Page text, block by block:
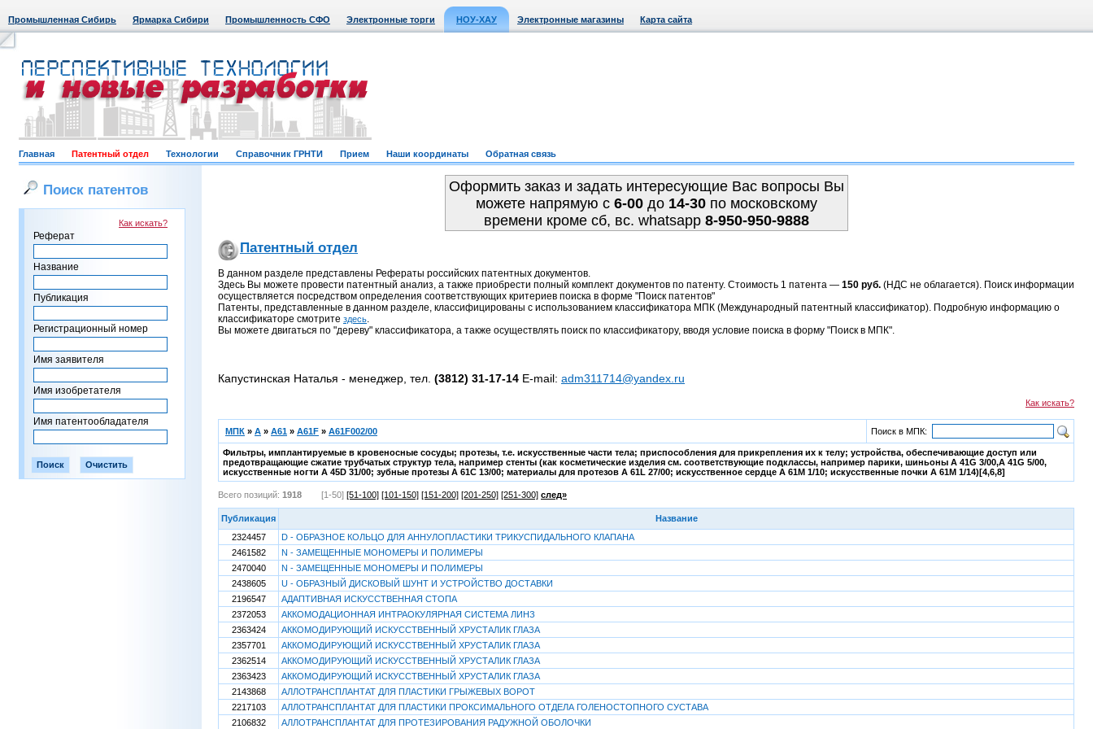
Промышленная Сибирь Ярмарка Сибири Промышленность СФО Электронные торги НОУ-ХАУ Электронные магазины Карта сайта
Главная Патентный отдел Технологии Справочник ГРНТИ Прием Наши координаты Обратная связь
Поиск патентов
Как искать?
Реферат
Название
Публикация
Регистрационный номер
Имя заявителя
Имя изобретателя
Имя патентообладателя
Оформить заказ и задать интересующие Вас вопросы Вы
можете напрямую c 6-00до 14-30по московскому
времени кроме сб, вс. whatsapp 8-950-950-9888
Патентный отдел
В данном разделе представлены Рефераты российских патентных документов.
Здесь Вы можете провести патентный анализ, а также приобрести полный комплект документов по патенту. Стоимость 1 патента — 150 руб. (НДС не облагается). Поиск информации
осуществляется посредством определения соответствующих критериев поиска в форме "Поиск патентов"
Патенты, представленные в данном разделе, классифицированы с использованием классификатора МПК (Международный патентный классификатор). Подробную информацию о
классификаторе смотрите здесь.
Вы можете двигаться по "дереву" классификатора, а также осуществлять поиск по классификатору, вводя условие поиска в форму "Поиск в МПК".
Капустинская Наталья - менеджер, тел. (3812) 31-17-14 E-mail: adm311714@yandex.ru
Как искать?
МПК » A » A61 » A61F » A61F002/00 Поиск в МПК:
Фильтры, имплантируемые в кровеносные сосуды; протезы, т.е. искусственные части тела; приспособления для прикрепления их к телу; устройства, обеспечивающие доступ или
предотвращающие сжатие трубчатых структур тела, например стенты (как косметические изделия см. соответствующие подклассы, например парики, шиньоны A 41G 3/00,A 41G 5/00,
искусственные ногти A 45D 31/00; зубные протезы A 61C 13/00; материалы для протезов A 61L 27/00; искусственное сердце A 61M 1/10; искусственные почки A 61M 1/14)[4,6,8]
Всего позиций: 1918 [1-50] [51-100] [101-150] [151-200] [201-250] [251-300] след»
Публикация
Название
2324457
D - ОБРАЗНОЕ КОЛЬЦО ДЛЯ АННУЛОПЛАСТИКИ ТРИКУСПИДАЛЬНОГО КЛАПАНА
2461582
N - ЗАМЕЩЕННЫЕ МОНОМЕРЫ И ПОЛИМЕРЫ
2470040
N - ЗАМЕЩЕННЫЕ МОНОМЕРЫ И ПОЛИМЕРЫ
2438605
U - ОБРАЗНЫЙ ДИСКОВЫЙ ШУНТ И УСТРОЙСТВО ДОСТАВКИ
2196547
АДАПТИВНАЯ ИСКУССТВЕННАЯ СТОПА
2372053
АККОМОДАЦИОННАЯ ИНТРАОКУЛЯРНАЯ СИСТЕМА ЛИНЗ
2363424
АККОМОДИРУЮЩИЙ ИСКУССТВЕННЫЙ ХРУСТАЛИК ГЛАЗА
2357701
АККОМОДИРУЮЩИЙ ИСКУССТВЕННЫЙ ХРУСТАЛИК ГЛАЗА
2362514
АККОМОДИРУЮЩИЙ ИСКУССТВЕННЫЙ ХРУСТАЛИК ГЛАЗА
2363423
АККОМОДИРУЮЩИЙ ИСКУССТВЕННЫЙ ХРУСТАЛИК ГЛАЗА
2143868
АЛЛОТРАНСПЛАНТАТ ДЛЯ ПЛАСТИКИ ГРЫЖЕВЫХ ВОРОТ
2217103
АЛЛОТРАНСПЛАНТАТ ДЛЯ ПЛАСТИКИ ПРОКСИМАЛЬНОГО ОТДЕЛА ГОЛЕНОСТОПНОГО СУСТАВА
2106832
АЛЛОТРАНСПЛАНТАТ ДЛЯ ПРОТЕЗИРОВАНИЯ РАДУЖНОЙ ОБОЛОЧКИ